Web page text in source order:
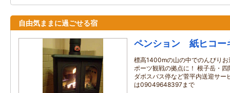
自由気ままに過ごせる宿
ペンション 紙ヒコー
標高1400mの山の中でのんびり
ポーツ観戦の拠点に！ 根子岳・
ダボスバス停など菅平内送迎サー
は09049648397まで